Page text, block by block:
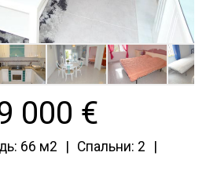
000 €
66 м2
Спальни: 2